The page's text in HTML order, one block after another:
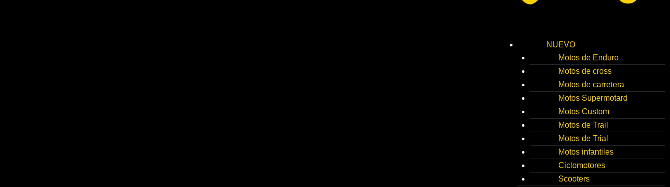
NUEVO
Motos de Enduro
Motos de cross
Motos de carretera
Motos Supermotard
Motos Custom
Motos de Trail
Motos de Trial
Motos infantiles
Ciclomotores
Scooters